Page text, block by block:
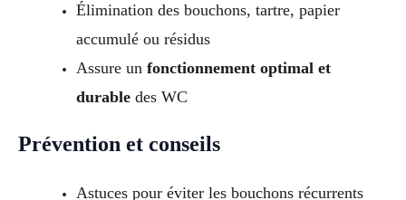
Élimination des bouchons, tartre, papier
accumulé ou résidus
Assure un fonctionnement optimal et
durabledes WC
Prévention et conseils
Astuces pour éviter les bouchons récurrents